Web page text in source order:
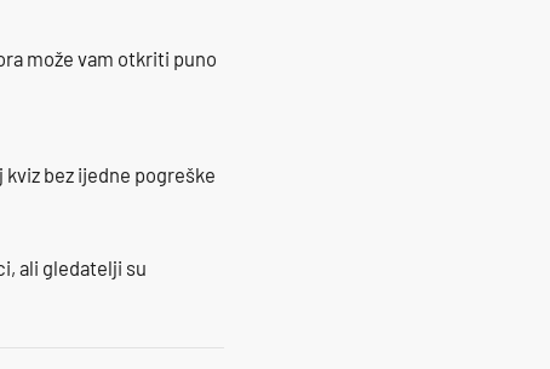
može vam otkriti puno
bez ijedne pogreške
ali gledatelji su